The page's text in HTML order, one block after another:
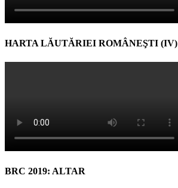
HARTA LĂUTĂRIEI ROMÂNEŞTI (IV)
BRC 2019: ALTAR